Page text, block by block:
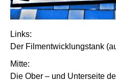
Links:
Der Filmentwicklungstank
Mitte:
Die Ober – und Unterseite